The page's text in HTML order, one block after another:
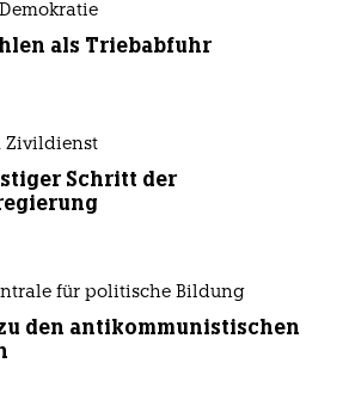
als Triebabfuhr
Zivildienst
Schritt der
für politische Bildung
den antikommunistischen